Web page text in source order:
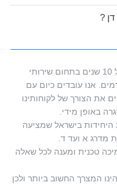
?
סמארטפון מאסטרס בעלת וותק וניסיון של 10 שנים בתחום שירותי
אנו עובדים כיום עם
את הצורך של לקוחותינו
באופן מידי.
בישראל שמציעה
מדרג א ועד ד.
טכנית ומענה לכל שאלה
המצרך החשוב ביותר ולכן